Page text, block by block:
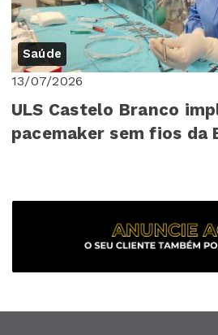
Saúde
13/07/2026
ULS Castelo Branco
pacemaker sem fios da